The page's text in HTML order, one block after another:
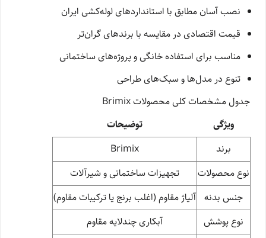
نصب آسان مطابق با استانداردهای لوله‌کشی ایران
قیمت اقتصادی در مقایسه با برندهای گران‌تر
مناسب برای استفاده خانگی و پروژه‌های ساختمانی
تنوع در مدل‌ها و سبک‌های طراحی
جدول مشخصات کلی محصولات Brimix
ویژگی
توضیحات
برند
Brimix
نوع محصولات
تجهیزات ساختمانی و شیرآلات
جنس بدنه آلیاژ مقاوم (اغلب برنج یا ترکیبات مقاوم)
نوع پوشش
آبکاری چندلایه مقاوم